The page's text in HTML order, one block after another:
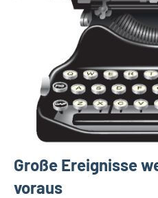
Große Ereignisse
voraus